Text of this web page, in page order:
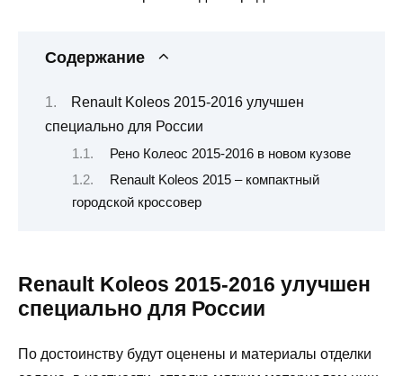
Содержание
Renault Koleos 2015-2016 улучшен
специально для России
Рено Колеос 2015-2016 в новом кузове
Renault Koleos 2015 – компактный
городской кроссовер
Renault Koleos 2015-2016 улучшен
специально для России
По достоинству будут оценены и материалы отделки